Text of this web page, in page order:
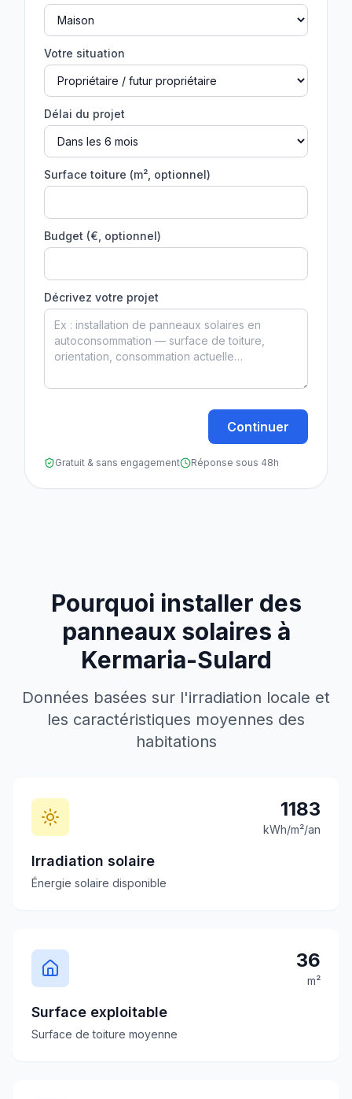
Votre situation
Délai du projet
Surface toiture (m², optionnel)
Budget (€, optionnel)
Décrivez votre projet
Continuer
Gratuit & sans engagement Réponse sous 48h
Pourquoi installer des
panneaux solaires à
Kermaria-Sulard
Données basées sur l'irradiation locale et
les caractéristiques moyennes des
habitations
1183
kWh/m²/an
Irradiation solaire
Énergie solaire disponible
36
m²
Surface exploitable
Surface de toiture moyenne